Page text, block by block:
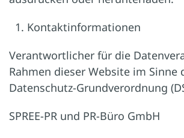
Kontaktinformationen
Verantwortlicher für die
Rahmen dieser Website im Sinne
Datenschutz-Grundverordnung
SPREE-PR und PR-Büro GmbH